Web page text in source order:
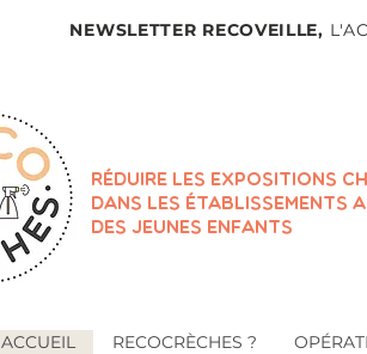
NEWSLETTER RECOVEILLE,
RÉDUIRE LES EXPOSITIONS
DANS LES ÉTABLISSEMENTS
DES JEUNES ENFANTS
ACCUEIL RECOCRÈCHES ?